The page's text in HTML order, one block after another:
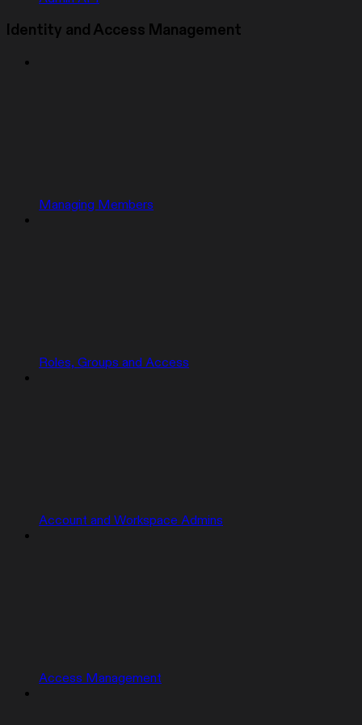
Identity and Access Management
Managing Members
Roles, Groups and Access
Account and Workspace Admins
Access Management